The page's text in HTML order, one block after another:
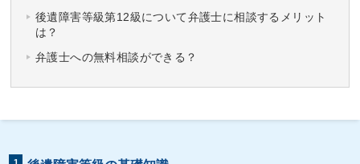
後遺障害等級第12級について弁護士に相談するメリット
は？
弁護士への無料相談ができる？